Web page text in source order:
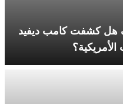
هل كشفت كامب ديفيد